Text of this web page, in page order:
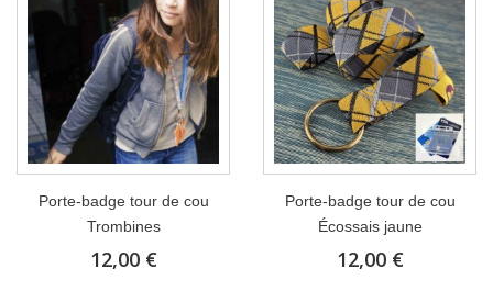
Porte-badge tour de cou
Trombines
12,00 €
Porte-badge tour de cou
Écossais jaune
12,00 €